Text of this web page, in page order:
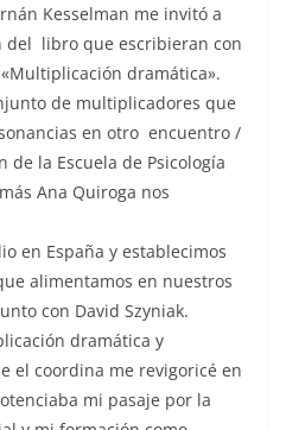
Kesselman me invitó a
del libro que escribieran con
dramática».
de multiplicadores que
en otro encuentro /
la Escuela de Psicología
Ana Quiroga nos
en España y establecimos
alimentamos en nuestros
con David Szyniak.
dramática y
el coordina me revigoricé en
mi pasaje por la